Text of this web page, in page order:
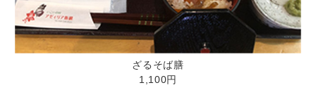
ざるそば膳
1,100円